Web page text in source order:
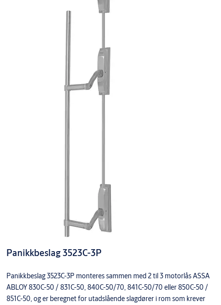
Panikkbeslag 3523C-3P
Panikkbeslag 3523C-3P monteres sammen med 2 til 3 motorlås ASSA
ABLOY 830C-50 / 831C-50, 840C-50/70, 841C-50/70 eller 850C-50 /
851C-50, og er beregnet for utadslående slagdører i rom som krever